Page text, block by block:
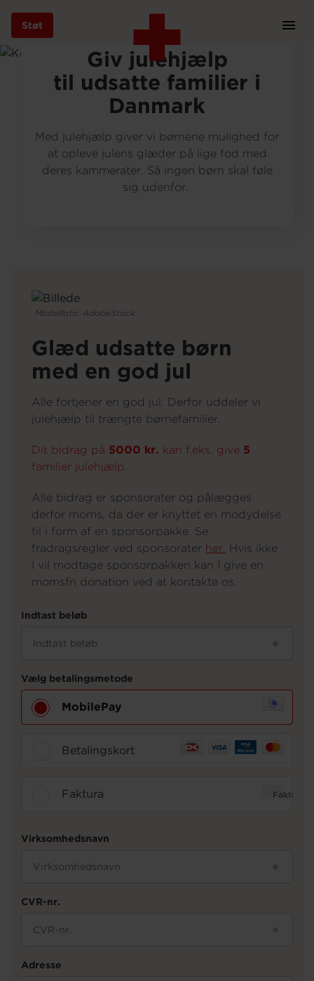
Gå
hovedindhold
Støt
Støt
Genbrug
Modelfoto: AdobeStock
Giv julehjælp
til udsatte familier i
Danmark
Med julehjælp giver vi børnene mulighed for
at opleve julens glæder på lige fod med
deres kammerater. Så ingen børn skal føle
sig udenfor.
Modelfoto: AdobeStock
Glæd udsatte børn
med en god jul
Alle fortjener en god jul. Derfor uddeler vi
julehjælp til trængte børnefamilier.
Dit bidrag på 5000 kr. kan f.eks. give 5
familier julehjælp.
Alle bidrag er sponsorater og pålægges
derfor moms, da der er knyttet en modydelse
til i form af en sponsorpakke. Se
fradragsregler ved sponsorater her. Hvis ikke
I vil modtage sponsorpakken kan I give en
momsfri donation ved at kontakte os.